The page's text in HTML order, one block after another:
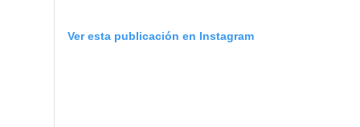
Ver esta publicación en Instagram